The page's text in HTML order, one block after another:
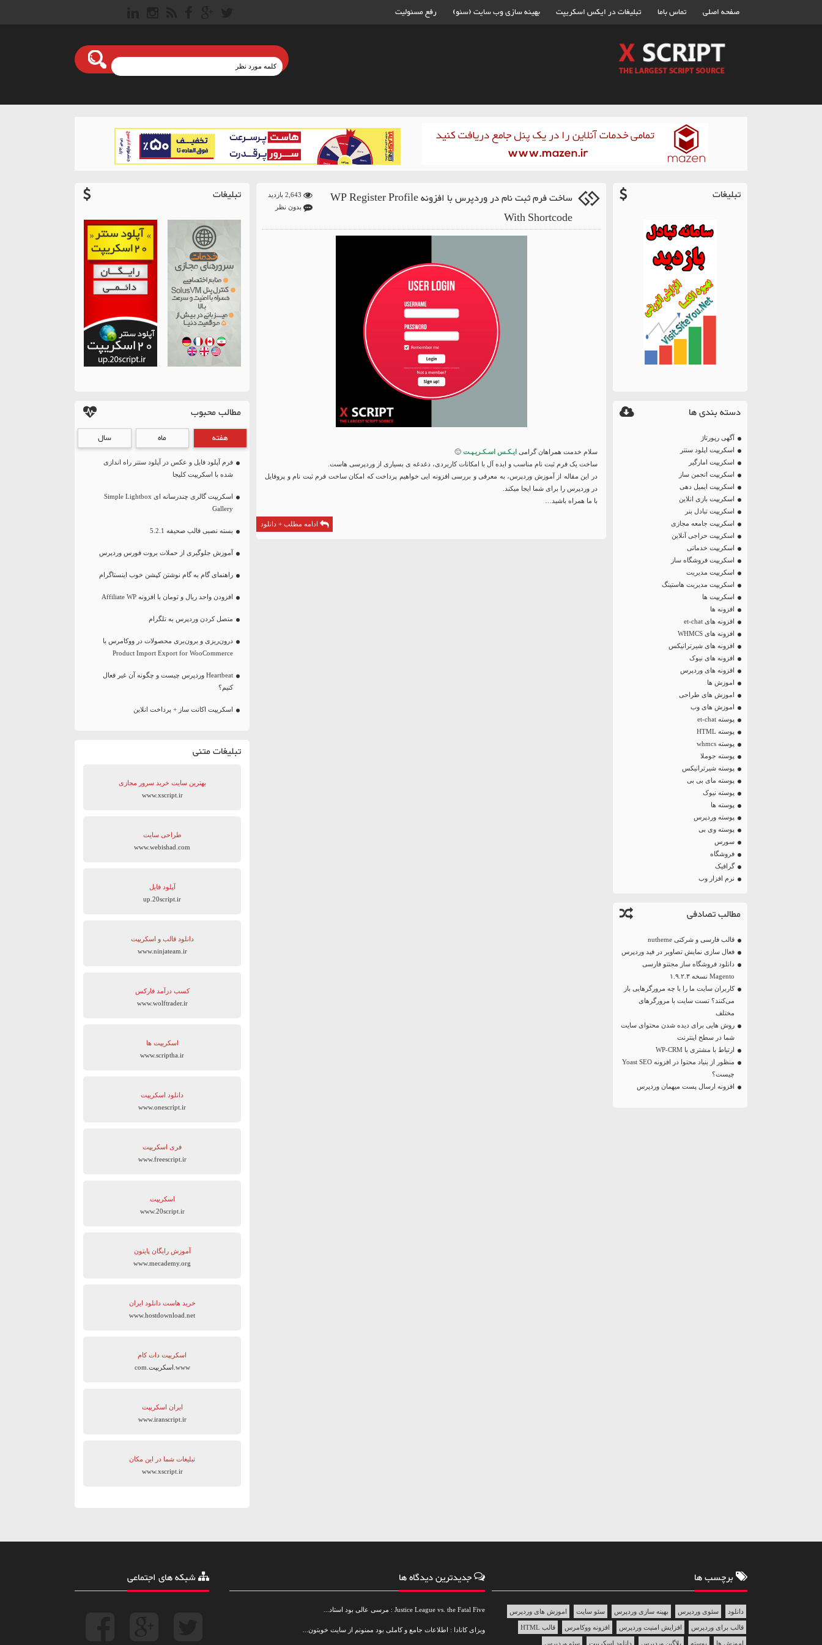
صفحه اصلی تماس باما تبلیغات در ایکس اسکریپت بهینه سازی وب سایت (سئو) رفع مسئولیت
تبلیغات
دسته بندی ها
آگهی رپورتاژ
اسکریپت اپلود سنتر
اسکریپت امارگیر
اسکریپت انجمن ساز
اسکریپت ایمیل دهی
اسکریپت بازی انلاین
اسکریپت تبادل بنر
اسکریپت جامعه مجازی
اسکریپت حراجی آنلاین
اسکریپت خدماتی
اسکریپت فروشگاه ساز
اسکریپت مدیریت
اسکریپت مدیریت هاستینگ
اسکریپت ها
افزونه ها
افزونه های et-chat
افزونه های WHMCS
افزونه های شیرترانیکس
افزونه های نیوک
افزونه های وردپرس
اموزش ها
اموزش های طراحی
اموزش های وب
پوسته et-chat
پوسته HTML
پوسته whmcs
پوسته جوملا
پوسته شیرترانیکس
پوسته مای بی بی
پوسته نیوک
پوسته ها
پوسته وردپرس
پوسته وی بی
سورس
فروشگاه
گرافیک
نرم افزار وب
مطالب تصادفی
قالب فارسی و شرکتی nutheme
فعال سازی نمایش تصاویر در فید وردپرس
دانلود فروشگاه ساز مجنتو فارسی
Magento نسخه ۱.۹.۲.۳
کاربران سایت ما را با چه مرورگر‌هایی باز
می‌کنند؟ تست سایت با مرورگر‌های
مختلف
روش هایی برای دیده شدن محتوای سایت
شما در سطح اینترنت
ارتباط با مشتری با WP-CRM
منظور از بنیاد محتوا در افزونه Yoast SEO
چیست؟
افزونه ارسال پست میهمان وردپرس
ساخت فرم ثبت نام در وردپرس با افزونه WP Register Profile
With Shortcode
بدون نظر
سلام خدمت همراهان گرامی ایـکـس اسـکـریـپـت 🙂
ساخت یک فرم ثبت نام مناسب و ایده آل با امکانات کاربردی، دغدغه ی بسیاری از وردپرسی هاست.
در این مقاله از آموزش وردپرس، به معرفی و بررسی افزونه ایی خواهیم پرداخت که امکان ساخت فرم ثبت نام و پروفایل
در وردپرس را برای شما ایجا میکند.
با ما همراه باشید…
ادامه مطلب + دانلود
تبلیغات
مطالب محبوب
هفته ماه سال
فرم آپلود فایل و عکس در آپلود سنتر راه اندازی
شده با اسکریپت کلیجا
اسکریپت گالری چندرسانه ای Simple Lightbox
Gallery
بسته نصبی قالب صحیفه 5.2.1
آموزش جلوگیری از حملات بروت فورس وردپرس
راهنمای گام به گام نوشتن کپشن خوب اینستاگرام
افزودن واحد ریال و تومان با افزونه Affiliate WP
متصل کردن وردپرس به تلگرام
درون‌ریزی و برون‌بری محصولات در ووکامرس با
Product Import Export for WooCommerce
Heartbeat وردپرس چیست و چگونه آن غیر فعال
کنیم؟
اسکریپت اکانت ساز + پرداخت انلاین
تبلیغات متنی
بهترین سایت‌ خرید سرور مجازی
www.xscript.ir
طراحی سایت
www.webishad.com
آپلود فایل
up.20script.ir
دانلود قالب و اسکریپت
www.ninjateam.ir
کسب درآمد فارکس
www.wolftrader.ir
اسکریپت ها
www.scriptha.ir
دانلود اسکریپت
www.onescript.ir
فری اسکریپت
www.freescript.ir
اسکریپت
www.20script.ir
آموزش رایگان پایتون
www.mecademy.org
خرید هاست دانلود ایران
www.hostdownload.net
اسکریپت دات کام
www.اسکریپت.com
ایران اسکریپت
www.iranscript.ir
تبلیغات شما در این مکان
www.xscript.ir
شبکه های اجتماعی جدیدترین دیدگاه ها
Justice League vs. the Fatal Five : مرسی عالی بود استاد...
ویزای کانادا : اطلاعات جامع و کاملی بود ممنونم از سایت خوبتون...
برچسب ها
دانلود سئوی وردپرس بهینه سازی وردپرس سئو سایت اموزش های وردپرس
قالب برای وردپرس افزایش امنیت وردپرس افزونه ووکامرس قالب HTML
اموزش ها پوسته پلاگین وردپرس دانلود اسکریپت سئو وردپرس